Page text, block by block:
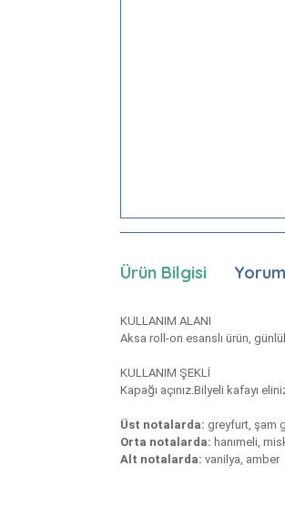
Ürün Bilgisi
KULLANIM ALANI
Aksa roll-on esanslı ürün,
KULLANIM ŞEKLİ
Kapağı açınız.Bilyeli kafayı
Üst notalarda: greyfurt, şam
Orta notalarda: hanımeli,
Alt notalarda: vanilya, amber